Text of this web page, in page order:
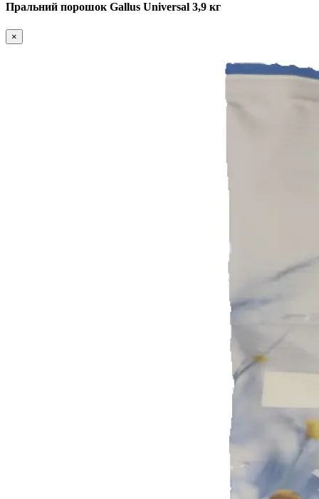
Пральний порошок Gallus Universal 3,9 кг
×